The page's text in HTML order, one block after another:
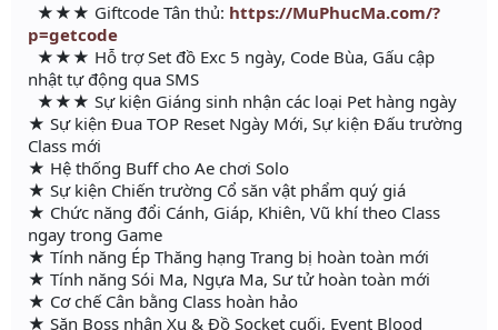
★★★ Giftcode Tân thủ: https://MuPhucMa.com/?
p=getcode
★★★ Hỗ trợ Set đồ Exc 5 ngày, Code Bùa, Gấu cập
nhật tự động qua SMS
★★★ Sự kiện Giáng sinh nhận các loại Pet hàng ngày
★ Sự kiện Đua TOP Reset Ngày Mới, Sự kiện Đấu trường
Class mới
★ Hệ thống Buff cho Ae chơi Solo
★ Sự kiện Chiến trường Cổ săn vật phẩm quý giá
★ Chức năng đổi Cánh, Giáp, Khiên, Vũ khí theo Class
ngay trong Game
★ Tính năng Ép Thăng hạng Trang bị hoàn toàn mới
★ Tính năng Sói Ma, Ngựa Ma, Sư tử hoàn toàn mới
★ Cơ chế Cân bằng Class hoàn hảo
★ Săn Boss nhận Xu & Đồ Socket cuối, Event Blood